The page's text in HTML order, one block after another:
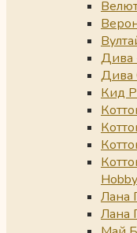
Дива
Дива
Кид
Лана
Лана